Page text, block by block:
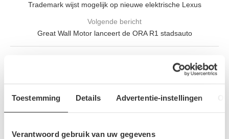
Toestemming Details Advertentie-instellingen
Verantwoord gebruik van uw gegevens
Trademark wijst mogelijk op nieuwe elektrische Lexus
Volgende bericht
Great Wall Motor lanceert de ORA R1 stadsauto
GERELATEERDE BERICHTEN